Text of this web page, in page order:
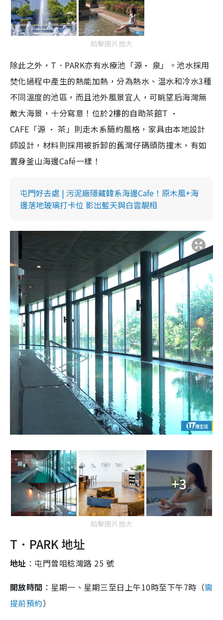
點擊圖片放大
除此之外，T．PARK亦有水療池「源· 泉」。池水採用
焚化過程中產生的熱能加熱，分為熱水、温水和冷水3種
不同溫度的池區，而且池外風景宜人，可眺望后海灣無
敵大海景，十分寫意！位於2樓的自助茶館T ·
CAFE「源 · 茶」則走木系簡約風格，家具由本地設計
師設計，材料則採用被拆卸的舊灣仔碼頭防撞木，有如
置身釜山海邊Café一樣！
屯門好去處 | 污泥廠隱藏韓系海邊Cafe！原木風+海
邊落地玻璃打卡位 影出藍天與白雲靚相
+3
點擊圖片放大
T．PARK 地址
地址 ：屯門曾咀稔灣路 25 號
開放時間 ：星期一、星期三至日上午10時至下午7時（需
提前預約）